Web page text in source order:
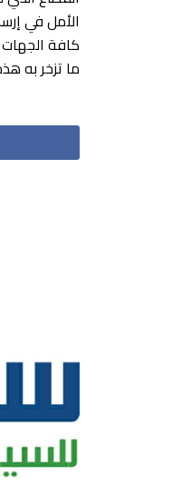
الأمل في
كافة الجهات
ما تزخر به